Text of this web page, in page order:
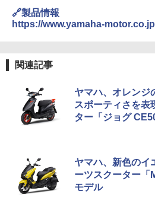
🔗製品情報
https://www.yamaha-
関連記事
ヤマハ、オレンジ
スポーティさを表
ター「ジョグ
ヤマハ、新色のイ
ーツスクーター「
モデル